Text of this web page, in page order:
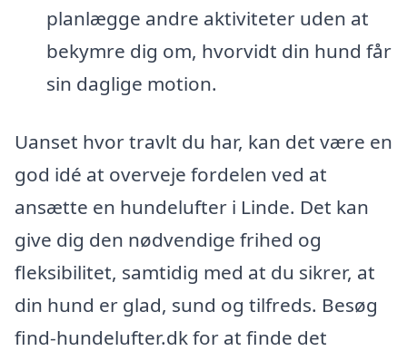
planlægge andre aktiviteter uden at
bekymre dig om, hvorvidt din hund får
sin daglige motion.
Uanset hvor travlt du har, kan det være en
god idé at overveje fordelen ved at
ansætte en hundelufter i Linde. Det kan
give dig den nødvendige frihed og
fleksibilitet, samtidig med at du sikrer, at
din hund er glad, sund og tilfreds. Besøg
find-hundelufter.dk for at finde det